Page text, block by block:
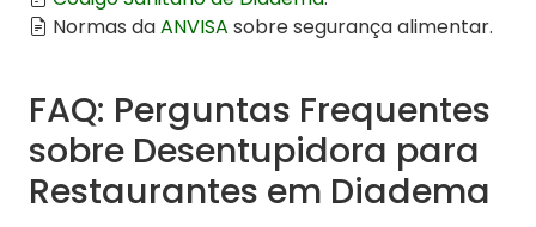
Normas daANVISA sobre segurança alimentar.
FAQ: Perguntas Frequentes
sobre Desentupidora para
Restaurantes em Diadema